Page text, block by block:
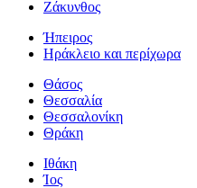
Ζάκυνθος
Ήπειρος
Ηράκλειο και περίχωρα
Θάσος
Θεσσαλία
Θεσσαλονίκη
Θράκη
Ιθάκη
Ίος